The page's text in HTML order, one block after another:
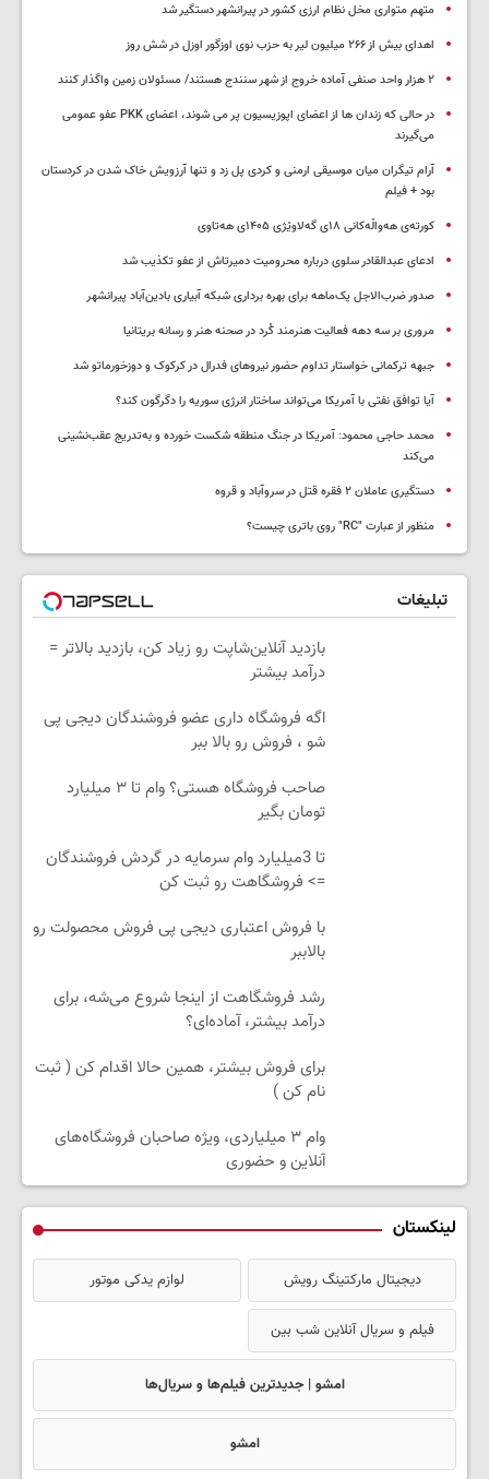
متهم متواری مخل نظام ارزی کشور در پیرانشهر دستگیر شد
اهدای بیش از ۲۶۶ میلیون لیر به حزب نوی اوزگور اوزل در شش روز
۲ هزار واحد صنفی آماده خروج از شهر سنندج هستند/ مسئولان زمین واگذار کنند
در حالی که زندان ها از اعضای اپوزیسیون پر می شوند، اعضای PKK عفو عمومی
می‌گیرند
آرام تیگران میان موسیقی ارمنی و کردی پل زد و تنها آرزویش خاک شدن در کردستان
بود + فیلم
کورتەی هەواڵەکانی ۱۸ی گەلاوێژی ۱۴۰۵ی هەتاوی
ادعای عبدالقادر سلوی درباره محرومیت دمیرتاش از عفو تکذیب شد
صدور ضرب‌الاجل یک‌ماهه برای بهره برداری شبکه آبیاری بادین‌آباد پیرانشهر
مروری بر سه دهه فعالیت هنرمند کُرد در صحنه هنر و رسانه بریتانیا
جبهه ترکمانی خواستار تداوم حضور نیروهای فدرال در کرکوک و دوزخورماتو شد
آیا توافق نفتی با آمریکا می‌تواند ساختار انرژی سوریه را دگرگون کند؟
محمد حاجی محمود: آمریکا در جنگ منطقه شکست خورده و به‌تدریج عقب‌نشینی
می‌کند
دستگیری عاملان ۲ فقره قتل در سروآباد و قروه
منظور از عبارت "RC" روی باتری چیست؟
تبلیغات
بازدید آنلاین‌شاپت رو زیاد کن، بازدید بالاتر =
درآمد بیشتر
اگه فروشگاه داری عضو فروشندگان دیجی پی
شو ، فروش رو بالا ببر
صاحب فروشگاه هستی؟ وام تا ۳ میلیارد
تومان بگیر
تا 3میلیارد وام سرمایه در گردش فروشندگان
=> فروشگاهت رو ثبت کن
با فروش اعتباری دیجی پی فروش محصولت رو
بالاببر
رشد فروشگاهت از اینجا شروع می‌شه، برای
درآمد بیشتر، آماده‌ای؟
برای فروش بیشتر، همین حالا اقدام کن ( ثبت
نام کن )
وام ۳ میلیاردی، ویژه صاحبان فروشگاه‌های
آنلاین و حضوری
لینکستان
دیجیتال مارکتینگ رویش لوازم یدکی موتور
فیلم و سریال آنلاین شب بین
امشو | جدیدترین فیلم‌ها و سریال‌ها
امشو